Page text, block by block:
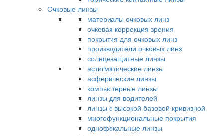
Очковые линзы
материалы очковых линз
очковая коррекция зрения
покрытия для очковых линз
производители очковых линз
солнцезащитные линзы
астигматические линзы
асферические линзы
компьютерные линзы
линзы для водителей
линзы с высокой базовой кривизной
многофункциональные покрытия
однофокальные линзы